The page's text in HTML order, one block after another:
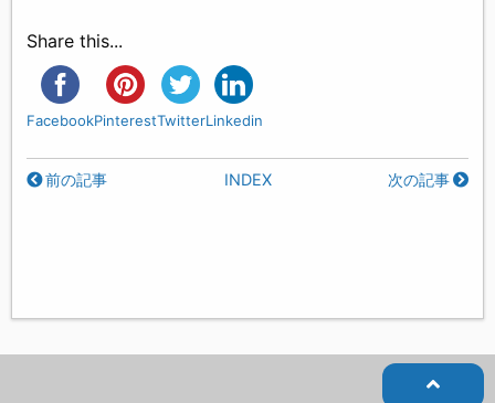
Share this...
FacebookPinterestTwitterLinkedin
前の記事 INDEX 次の記事